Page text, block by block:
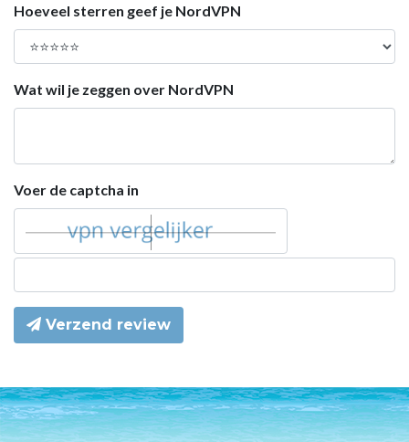
Hoeveel sterren geef je NordVPN
Wat wil je zeggen over NordVPN
Voer de captcha in
Verzend review